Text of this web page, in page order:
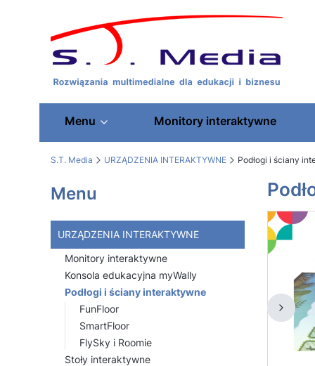
Menu Monitory interaktywne
S.T. Media URZĄDZENIA INTERAKTYWNE Podłogi i ściany
Menu
URZĄDZENIA INTERAKTYWNE
Monitory interaktywne
Konsola edukacyjna myWally
Podłogi i ściany interaktywne
FunFloor
SmartFloor
FlySky i Roomie
Stoły interaktywne